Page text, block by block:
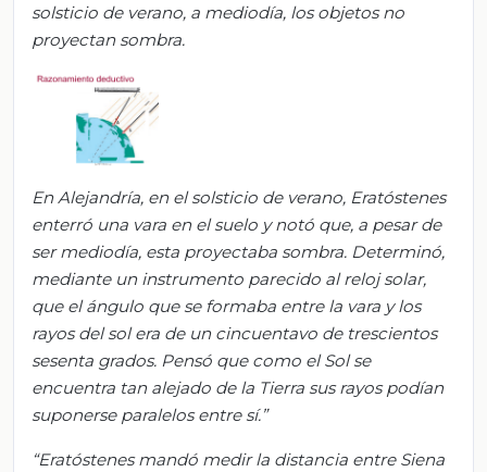
solsticio de verano, a mediodía, los objetos no
proyectan sombra.
En Alejandría, en el solsticio de verano, Eratóstenes
enterró una vara en el suelo y notó que, a pesar de
ser mediodía, esta proyectaba sombra. Determinó,
mediante un instrumento parecido al reloj solar,
que el ángulo que se formaba entre la vara y los
rayos del sol era de un cincuentavo de trescientos
sesenta grados. Pensó que como el Sol se
encuentra tan alejado de la Tierra sus rayos podían
suponerse paralelos entre sí.”
“Eratóstenes mandó medir la distancia entre Siena